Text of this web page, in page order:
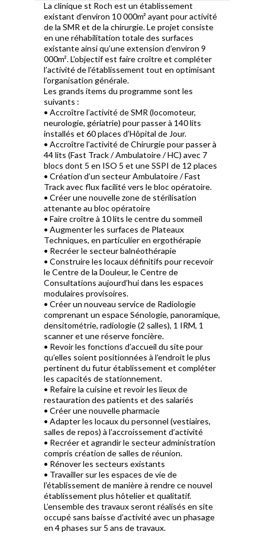
La clinique st Roch est un établissement
existant d’environ 10 000m² ayant pour activité
de la SMR et de la chirurgie. Le projet consiste
en une réhabilitation totale des surfaces
existante ainsi qu’une extension d’environ 9
000m². L’objectif est faire croître et compléter
l’activité de l’établissement tout en optimisant
l’organisation générale.
Les grands items du programme sont les
suivants :
• Accroître l’activité de SMR (locomoteur,
neurologie, gériatrie) pour passer à 140 lits
installés et 60 places d’Hôpital de Jour.
• Accroître l’activité de Chirurgie pour passer à
44 lits (Fast Track / Ambulatoire / HC) avec 7
blocs dont 5 en ISO 5 et une SSPI de 12 places
• Création d’un secteur Ambulatoire / Fast
Track avec flux facilité vers le bloc opératoire.
• Créer une nouvelle zone de stérilisation
attenante au bloc opératoire
• Faire croître à 10 lits le centre du sommeil
• Augmenter les surfaces de Plateaux
Techniques, en particulier en ergothérapie
• Recréer le secteur balnéothérapie
• Construire les locaux définitifs pour recevoir
le Centre de la Douleur, le Centre de
Consultations aujourd’hui dans les espaces
modulaires provisoires.
• Créer un nouveau service de Radiologie
comprenant un espace Sénologie, panoramique,
densitométrie, radiologie (2 salles), 1 IRM, 1
scanner et une réserve foncière.
• Revoir les fonctions d’accueil du site pour
qu’elles soient positionnées à l’endroit le plus
pertinent du futur établissement et compléter
les capacités de stationnement.
• Refaire la cuisine et revoir les lieux de
restauration des patients et des salariés
• Créer une nouvelle pharmacie
• Adapter les locaux du personnel (vestiaires,
salles de repos) à l’accroissement d’activité
• Recréer et agrandir le secteur administration
compris création de salles de réunion.
• Rénover les secteurs existants
• Travailler sur les espaces de vie de
l’établissement de manière à rendre ce nouvel
établissement plus hôtelier et qualitatif.
L’ensemble des travaux seront réalisés en site
occupé sans baisse d’activité avec un phasage
en 4 phases sur 5 ans de travaux.